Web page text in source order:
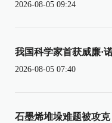
2026-08-05 09:24
我国科学家首获威廉·
2026-08-05 07:40
石墨烯堆垛难题被攻